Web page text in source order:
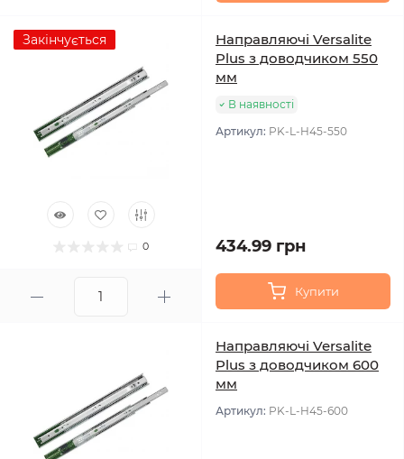
Закінчується
0
Направляючі Versalite
Plus з доводчиком 550
мм
В наявності
Артикул: PK-L-H45-550
434.99 грн
Купити
Направляючі Versalite
Plus з доводчиком 600
мм
Артикул: PK-L-H45-600